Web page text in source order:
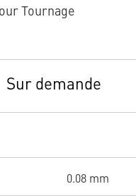
Tournage
Sur demande
0.08 mm